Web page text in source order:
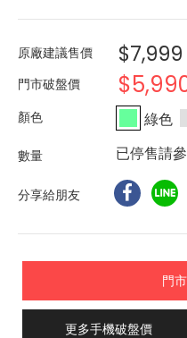
原廠建議售價 $7,999
門市破盤價
綠色
已停售請
分享給朋友
門
更多手機破盤價